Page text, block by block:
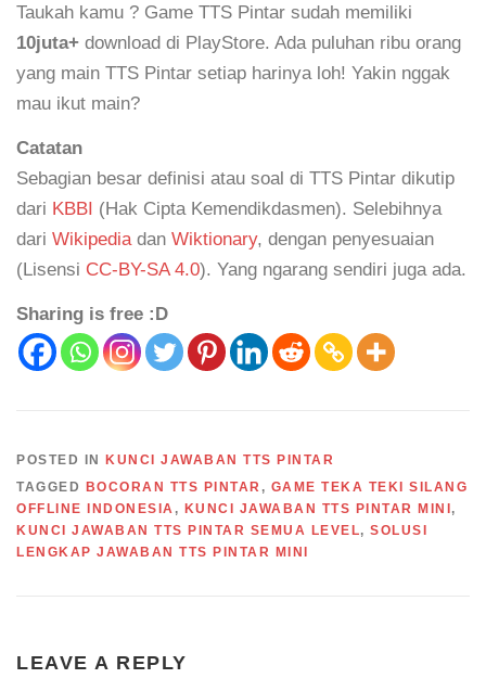
Taukah kamu ? Game TTS Pintar sudah memiliki
10juta+ download di PlayStore. Ada puluhan ribu orang
yang main TTS Pintar setiap harinya loh! Yakin nggak
mau ikut main?
Catatan
Sebagian besar definisi atau soal di TTS Pintar dikutip
dari KBBI (Hak Cipta Kemendikdasmen). Selebihnya
dari Wikipediadan Wiktionary, dengan penyesuaian
(Lisensi CC-BY-SA 4.0). Yang ngarang sendiri juga ada.
Sharing is free :D
POSTED IN
KUNCI JAWABAN TTS PINTAR
TAGGED
BOCORAN TTS PINTAR , GAME TEKA TEKI SILANG
OFFLINE INDONESIA , KUNCI JAWABAN TTS PINTAR MINI ,
KUNCI JAWABAN TTS PINTAR SEMUA LEVEL, SOLUSI
LENGKAP JAWABAN TTS PINTAR MINI
LEAVE A REPLY